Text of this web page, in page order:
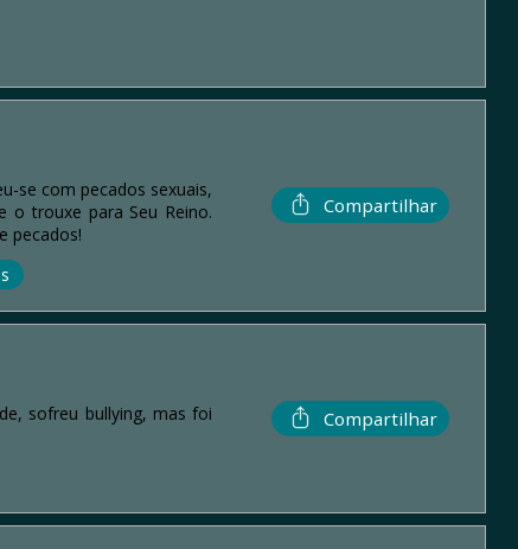
se com pecados sexuais,
o trouxe para Seu Reino.
pecados!
Compartilhar
sofreu bullying, mas foi
Compartilhar